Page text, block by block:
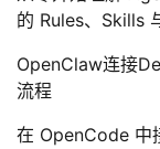
的 Rules、Skills
OpenClaw连接
流程
在 OpenCode 中